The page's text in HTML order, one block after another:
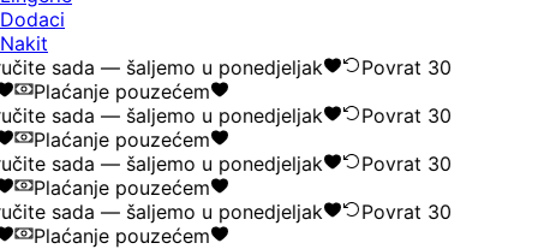
Dodaci
Nakit
sada — šaljemo u ponedjeljak
Povrat 30
Plaćanje pouzećem
sada — šaljemo u ponedjeljak
Povrat 30
Plaćanje pouzećem
sada — šaljemo u ponedjeljak
Povrat 30
Plaćanje pouzećem
sada — šaljemo u ponedjeljak
Povrat 30
Plaćanje pouzećem